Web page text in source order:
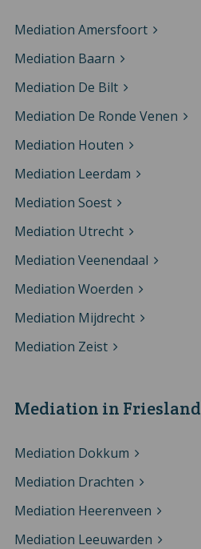
Mediation Amersfoort
Mediation Baarn
Mediation De Bilt
Mediation De Ronde Venen
Mediation Houten
Mediation Leerdam
Mediation Soest
Mediation Utrecht
Mediation Veenendaal
Mediation Woerden
Mediation Mijdrecht
Mediation Zeist
Mediation in Friesland
Mediation Dokkum
Mediation Drachten
Mediation Heerenveen
Mediation Leeuwarden